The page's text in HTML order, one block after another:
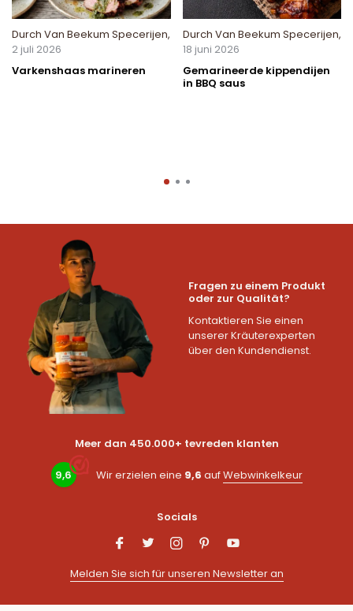
Durch Van Beekum Specerijen,
2 juli 2026
Varkenshaas marineren
Durch Van Beekum Specerijen,
18 juni 2026
Gemarineerde kippendijen
in BBQ saus
Fragen zu einem Produkt
oder zur Qualität?
Kontaktieren Sie einen
unserer Kräuterexperten
über den Kundendienst.
Meer dan 450.000+ tevreden klanten
9,6 Wir erzielen eine 9,6 aufWebwinkelkeur
Socials
Melden Sie sich für unseren Newsletter an